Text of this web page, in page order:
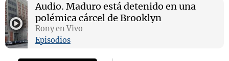
Audio. Maduro está detenido en una
polémica cárcel de Brooklyn
Rony en Vivo
Episodios